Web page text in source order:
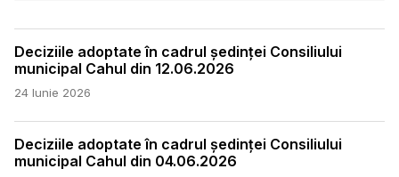
Deciziile adoptate în cadrul ședinței Consiliului
municipal Cahul din 12.06.2026
24 Iunie 2026
Deciziile adoptate în cadrul ședinței Consiliului
municipal Cahul din 04.06.2026